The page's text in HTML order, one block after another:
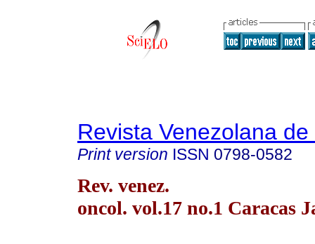
Revista Venezolana
Print version ISSN 0798-0582
Rev. venez.
oncol. vol.17 no.1 Caracas